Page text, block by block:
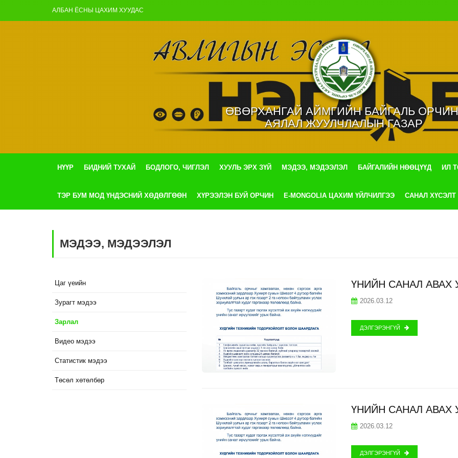
АЛБАН ЁСНЫ ЦАХИМ ХУУДАС
ӨВӨРХАНГАЙ АЙМГИЙН БАЙГАЛЬ
АЯЛАЛ ЖУУЛЧЛАЛЫН ГАЗАР
НҮҮР БИДНИЙ ТУХАЙ БОДЛОГО, ЧИГЛЭЛ ХУУЛЬ ЭРХ ЗҮЙ МЭДЭЭ, МЭДЭЭЛЭЛ БАЙГАЛИЙН НӨӨЦҮҮД ИЛ
ТЭР БУМ МОД ҮНДЭСНИЙ ХӨДӨЛГӨӨН ХҮРЭЭЛЭН БУЙ ОРЧИН E-MONGOLIA ЦАХИМ ҮЙЛЧИЛГЭЭ САНАЛ ХҮСЭЛТ
МЭДЭЭ, МЭДЭЭЛЭЛ
Цаг үеийн
Зурагт мэдээ
Зарлал
Видео мэдээ
Статистик мэдээ
Төсөл хөтөлбөр
ҮНИЙН САНАЛ АВАХ
2026.03.12
ДЭЛГЭРЭНГҮЙ
ҮНИЙН САНАЛ АВАХ
2026.03.12
ДЭЛГЭРЭНГҮЙ